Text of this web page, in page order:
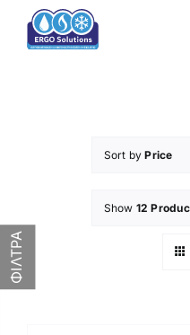
Product categories
Sort byPrice
Show 12
ΦΙΛΤΡΑ